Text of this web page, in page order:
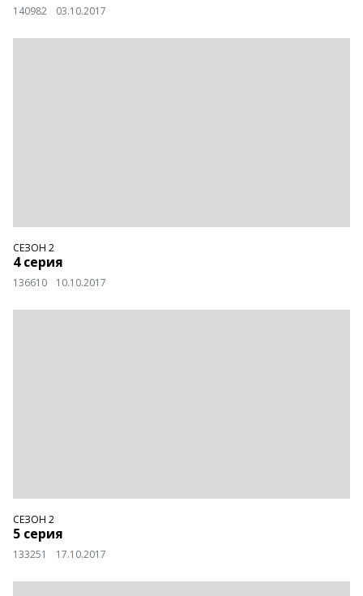
140982 03.10.2017
СЕЗОН 2
4 серия
136610 10.10.2017
СЕЗОН 2
5 серия
133251 17.10.2017